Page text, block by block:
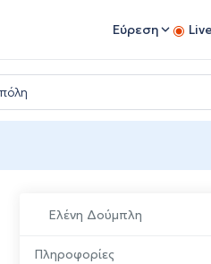
Εύρεση
Ελένη Δούμπλη
Πληροφορίες